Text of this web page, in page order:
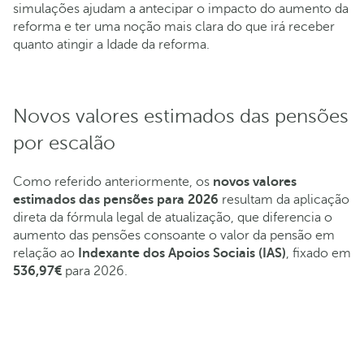
simulações ajudam a antecipar o impacto do aumento da
reforma e ter uma noção mais clara do que irá receber
quanto atingir a Idade da reforma.
Novos valores estimados das pensões
por escalão
Como referido anteriormente, os novos valores
estimados das pensões para 2026 resultam da aplicação
direta da fórmula legal de atualização, que diferencia o
aumento das pensões consoante o valor da pensão em
relação ao Indexante dos Apoios Sociais (IAS), fixado em
536,97€ para 2026.